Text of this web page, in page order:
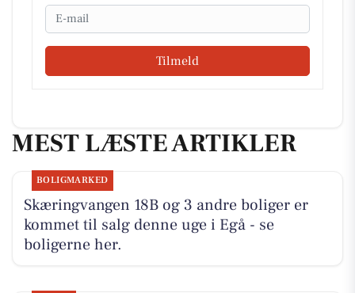
Email
Tilmeld
MEST LÆSTE ARTIKLER
BOLIGMARKED
Skæringvangen 18B og 3 andre boliger er
kommet til salg denne uge i Egå - se
boligerne her.